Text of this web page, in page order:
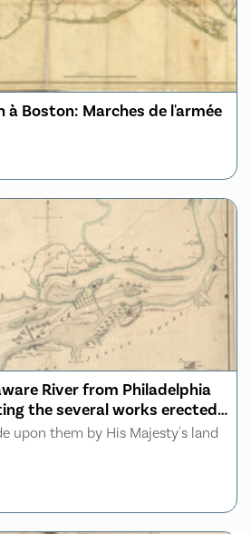
à Boston: Marches de l'armée
River from Philadelphia
the several works erected
its passage
upon them by His Majesty's land